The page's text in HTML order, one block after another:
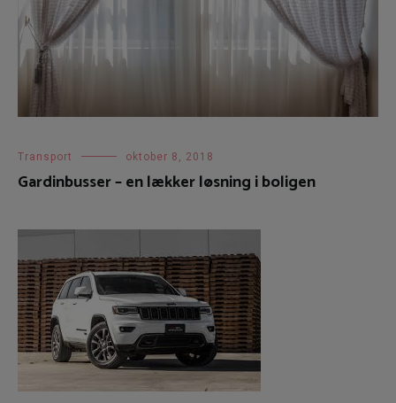
Transport oktober 8, 2018
Gardinbusser – en lækker løsning i boligen